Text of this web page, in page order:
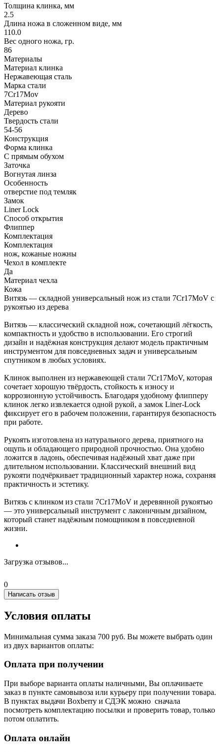
Толщина клинка, мм
2.5
Длина ножа в сложенном виде, мм
110.0
Вес одного ножа, гр.
86
Материалы
Материал клинка
Нержавеющая сталь
Марка стали
7Cr17Mov
Материал рукояти
Дерево
Твердость стали
54-56
Конструкция
Форма клинка
С прямым обухом
Заточка
Вогнутая линза
Особенность
отверстие под темляк
Замок
Liner Lock
Способ открытия
Флиппер
Комплектация
Комплектация
нож, кожаные ножны
Чехол в комплекте
Да
Материал чехла
Кожа
Витязь — складной универсальный нож из стали 7Cr17MoV с
рукоятью из дерева
Витязь — классический складной нож, сочетающий лёгкость,
компактность и удобство в использовании. Его строгий
дизайн и надёжная конструкция делают модель практичным
инструментом для повседневных задач и универсальным
спутником в любых условиях.
Клинок выполнен из нержавеющей стали 7Cr17MoV, которая
сочетает хорошую твёрдость, стойкость к износу и
коррозионную устойчивость. Благодаря удобному флипперу
клинок легко извлекается одной рукой, а замок Liner-Lock
фиксирует его в рабочем положении, гарантируя безопасность
при работе.
Рукоять изготовлена из натурального дерева, приятного на
ощупь и обладающего природной прочностью. Она удобно
ложится в ладонь, обеспечивая надёжный хват даже при
длительном использовании. Классический внешний вид
рукояти подчёркивает традиционный характер ножа, сохраняя
практичность и эстетику.
Витязь с клинком из стали 7Cr17MoV и деревянной рукоятью
— это универсальный инструмент с лаконичным дизайном,
который станет надёжным помощником в повседневной
жизни.
Загрузка отзывов...
0
Написать отзыв
Условия оплаты
Минимальная сумма заказа 700 руб. Вы можете выбрать один
из двух вариантов оплаты:
Оплата при получении
При выборе варианта оплаты наличными, Вы оплачиваете
заказ в пункте самовывоза или курьеру при получении товара.
В пунктах выдачи Boxberry и СДЭК можно сначала
посмотреть комплектацию посылки и проверить товар, только
потом оплатить.
Оплата онлайн